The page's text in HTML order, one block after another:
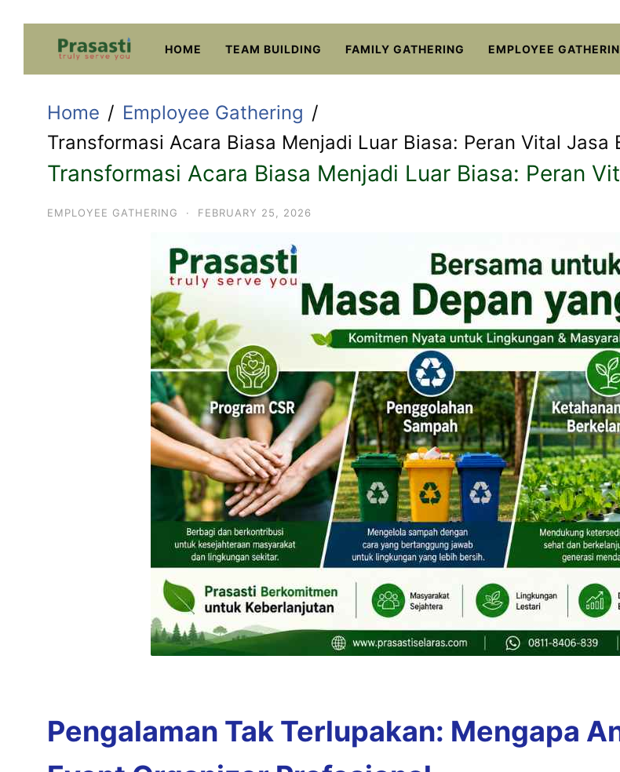
content
HOME TEAM BUILDING FAMILY GATHERING EMPLOYEE
Home
Employee Gathering
Transformasi Acara Biasa Menjadi Luar Biasa: Peran Vital Jasa
Transformasi Acara Biasa Menjadi Luar Biasa: Peran
EMPLOYEE GATHERING · FEBRUARY 25, 2026
Pengalaman Tak Terlupakan: Mengapa